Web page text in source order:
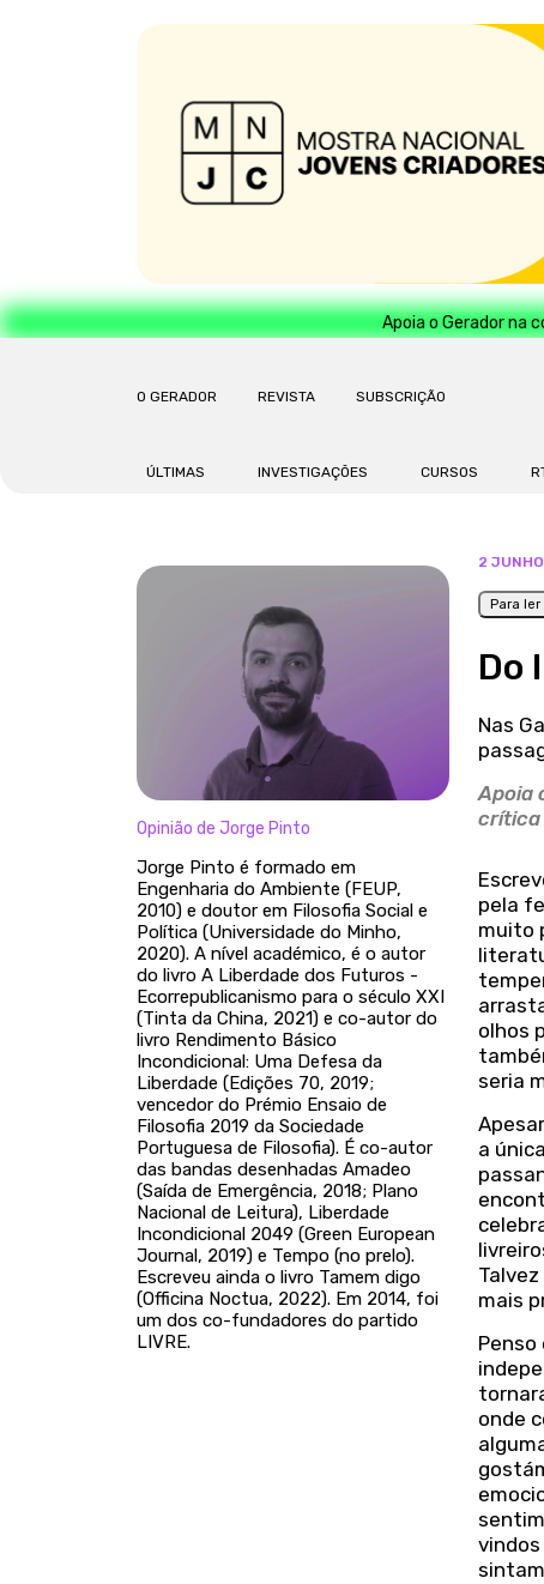
Apoia o Gerador na
O GERADOR REVISTA
SUBSCRIÇÃO
ÚLTIMAS INVESTIGAÇÕES CURSOS
Opinião de Jorge Pinto
Jorge Pinto é formado em
Engenharia do Ambiente (FEUP,
2010) e doutor em Filosofia Social e
Política (Universidade do Minho,
2020). A nível académico, é o autor
do livro A Liberdade dos Futuros -
Ecorrepublicanismo para o século XXI
(Tinta da China, 2021) e co-autor do
livro Rendimento Básico
Incondicional: Uma Defesa da
Liberdade (Edições 70, 2019;
vencedor do Prémio Ensaio de
Filosofia 2019 da Sociedade
Portuguesa de Filosofia). É co-autor
das bandas desenhadas Amadeo
(Saída de Emergência, 2018; Plano
Nacional de Leitura), Liberdade
Incondicional 2049 (Green European
Journal, 2019) e Tempo (no prelo).
Escreveu ainda o livro Tamem digo
(Officina Noctua, 2022). Em 2014, foi
um dos co-fundadores do partido
LIVRE.
2
Para ler
Do
Nas
Apoia
crítica
pela
muito
olhos
seria
a
mais
onde